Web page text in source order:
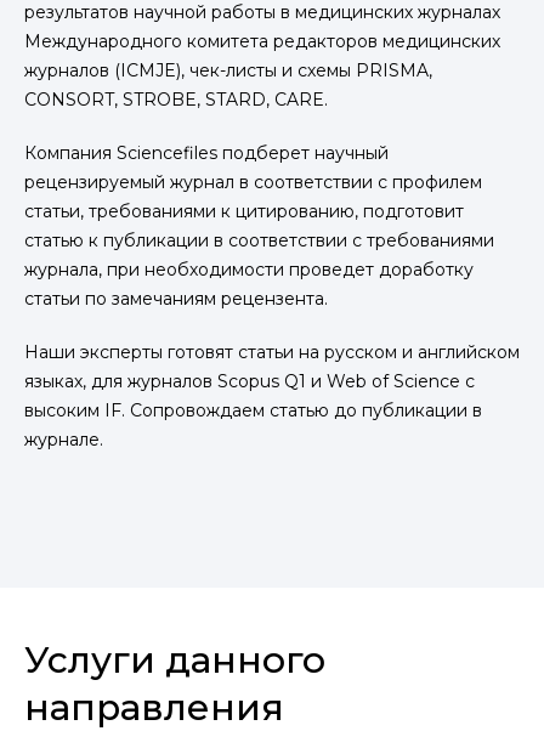
результатов научной работы в медицинских журналах
Международного комитета редакторов медицинских
журналов (ICMJE), чек-листы и схемы PRISMA,
CONSORT, STROBE, STARD, CARE.
Компания Sciencefiles подберет научный
рецензируемый журнал в соответствии с профилем
статьи, требованиями к цитированию, подготовит
статью к публикации в соответствии с требованиями
журнала, при необходимости проведет доработку
статьи по замечаниям рецензента.
Наши эксперты готовят статьи на русском и английском
языках, для журналов Scopus Q1 и Web of Science с
высоким IF. Сопровождаем статью до публикации в
журнале.
Услуги данного
направления